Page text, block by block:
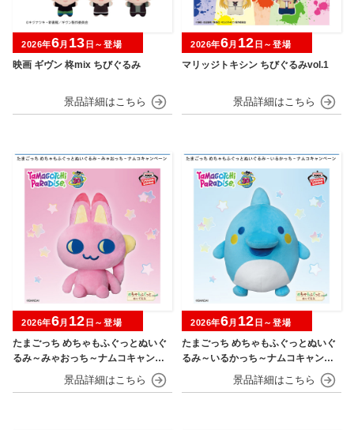
映画 ギヴン 柊mix ちびぐるみ
2026年6月 13 日～登場
マリッジトキシン ちびぐるみvol.1
2026年6月 12 日～登場
たまごっち めちゃもふぐっとぬいぐ
るみ～みゃおっち～ナムコキャンペ
2026年6月 12 日～登場
たまごっち めちゃもふぐっとぬいぐ
るみ～いるかっち～ナムコキャンペ
2026年6月 12 日～登場